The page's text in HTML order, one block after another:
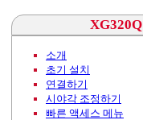
XG320Q
소개
초기 설치
연결하기
시야각 조정하기
빠른 액세스 메뉴